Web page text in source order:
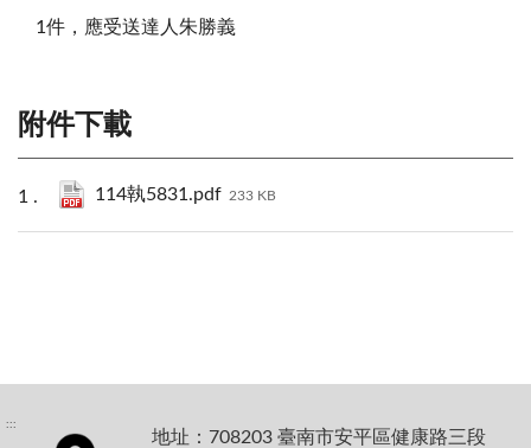
1件，應受送達人朱勝義
附件下載
114執5831.pdf 233 KB
:::
地址：708203 臺南市安平區健康路三段